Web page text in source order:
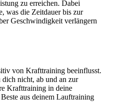
zu erreichen. Dabei
was die Zeitdauer bis zur
Geschwindigkeit verlängern
von Krafttraining beeinflusst.
nicht, ab und an zur
Krafttraining in deine
aus deinem Lauftraining